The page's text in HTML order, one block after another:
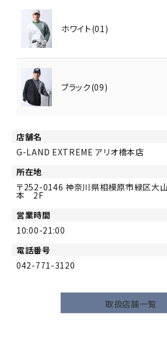
ホワイト(01)
ブラック(09)
店舗名
G-LAND EXTREME アリオ橋本店
所在地
252-0146 神奈川県相模原市緑区大
本 2F
営業時間
10:00-21:00
電話番号
042-771-3120
取扱店舗一覧